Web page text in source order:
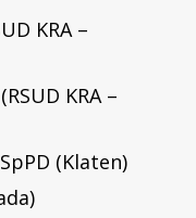
KRA –
KRA –
(Klaten)